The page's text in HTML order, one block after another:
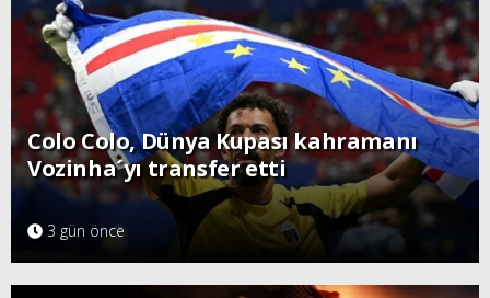
Colo Colo, Dünya Kupası kahramanı
Vozinha´yı transfer etti
3 gün önce